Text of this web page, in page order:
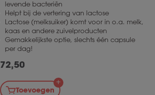
levende bacteriën
Helpt bij de vertering van lactose
Lactose (melksuiker) komt voor in o.a. melk,
kaas en andere zuivelproducten
Gemakkelijkste optie, slechts één capsule
per dag!
72,50
Toevoegen